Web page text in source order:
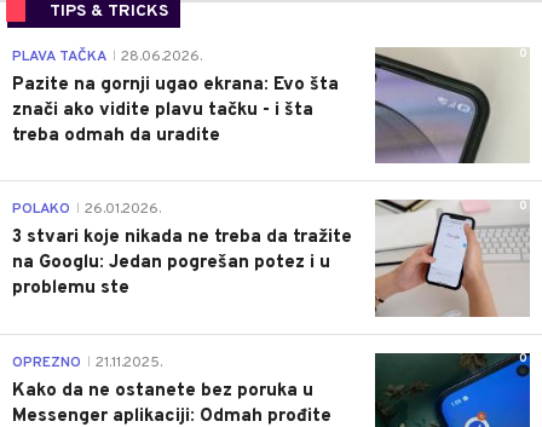
TIPS & TRICKS
0
PLAVA TAČKA 28.06.2026.
Pazite na gornji ugao ekrana: Evo šta
znači ako vidite plavu tačku - i šta
treba odmah da uradite
0
POLAKO 26.01.2026.
3 stvari koje nikada ne treba da tražite
na Googlu: Jedan pogrešan potez i u
problemu ste
0
OPREZNO 21.11.2025.
Kako da ne ostanete bez poruka u
Messenger aplikaciji: Odmah prođite